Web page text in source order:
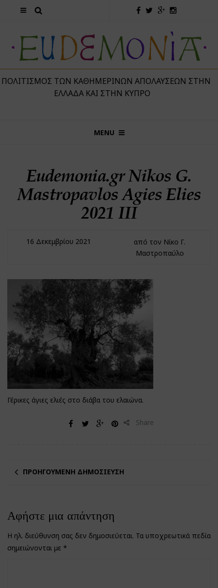
ΤΩΝ ΚΑΘΗΜΕΡΙΝΏΝ ΑΠΟΛΑΎΣΕΩΝ ΣΤΗΝ
ΕΛΛΆΔΑ ΚΑΙ ΣΤΗΝ ΚΎΠΡΟ
MENU
Eudemonia.gr Nikos G.
Mastropavlos Agies Elies
2021 IIΙ
16 Δεκεμβρίου 2021
από τον Νίκο Γ.
Μαστροπαύλο
Γέρικες άγιες ελιές στο διάβα του ελαιώνα.
Share
ΠΡΟΗΓΟΎΜΕΝΗ ΔΗΜΟΣΊΕΥΣΗ
Αφήστε μια απάντηση
Η ηλ. διεύθυνση σας δεν δημοσιεύεται. Τα υποχρεωτικά πεδία
σημειώνονται με *